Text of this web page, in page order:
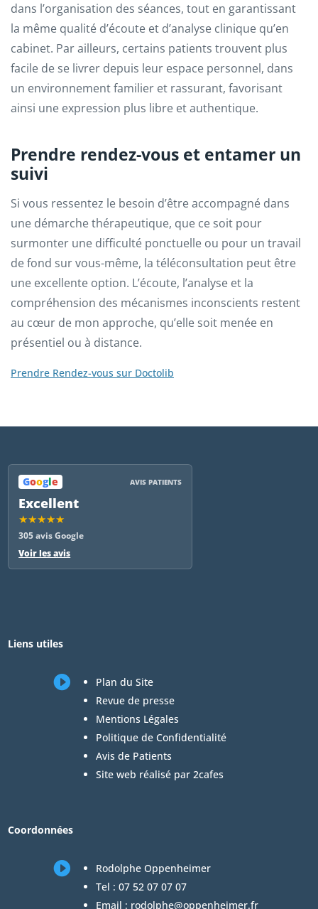
dans l’organisation des séances, tout en garantissant
la même qualité d’écoute et d’analyse clinique qu’en
cabinet. Par ailleurs, certains patients trouvent plus
facile de se livrer depuis leur espace personnel, dans
un environnement familier et rassurant, favorisant
ainsi une expression plus libre et authentique.
Prendre rendez-vous et entamer un
suivi
Si vous ressentez le besoin d’être accompagné dans
une démarche thérapeutique, que ce soit pour
surmonter une difficulté ponctuelle ou pour un travail
de fond sur vous-même, la téléconsultation peut être
une excellente option. L’écoute, l’analyse et la
compréhension des mécanismes inconscients restent
au cœur de mon approche, qu’elle soit menée en
présentiel ou à distance.
Prendre Rendez-vous sur Doctolib
Google AVIS PATIENTS
Excellent
★★★★★
305 avis Google
Voir les avis
Liens utiles

Plan du Site
Revue de presse
Mentions Légales
Politique de Confidentialité
Avis de Patients
Site web réalisé par 2cafes
Coordonnées

Rodolphe Oppenheimer
Tel : 07 52 07 07 07
Email : rodolphe@oppenheimer.fr